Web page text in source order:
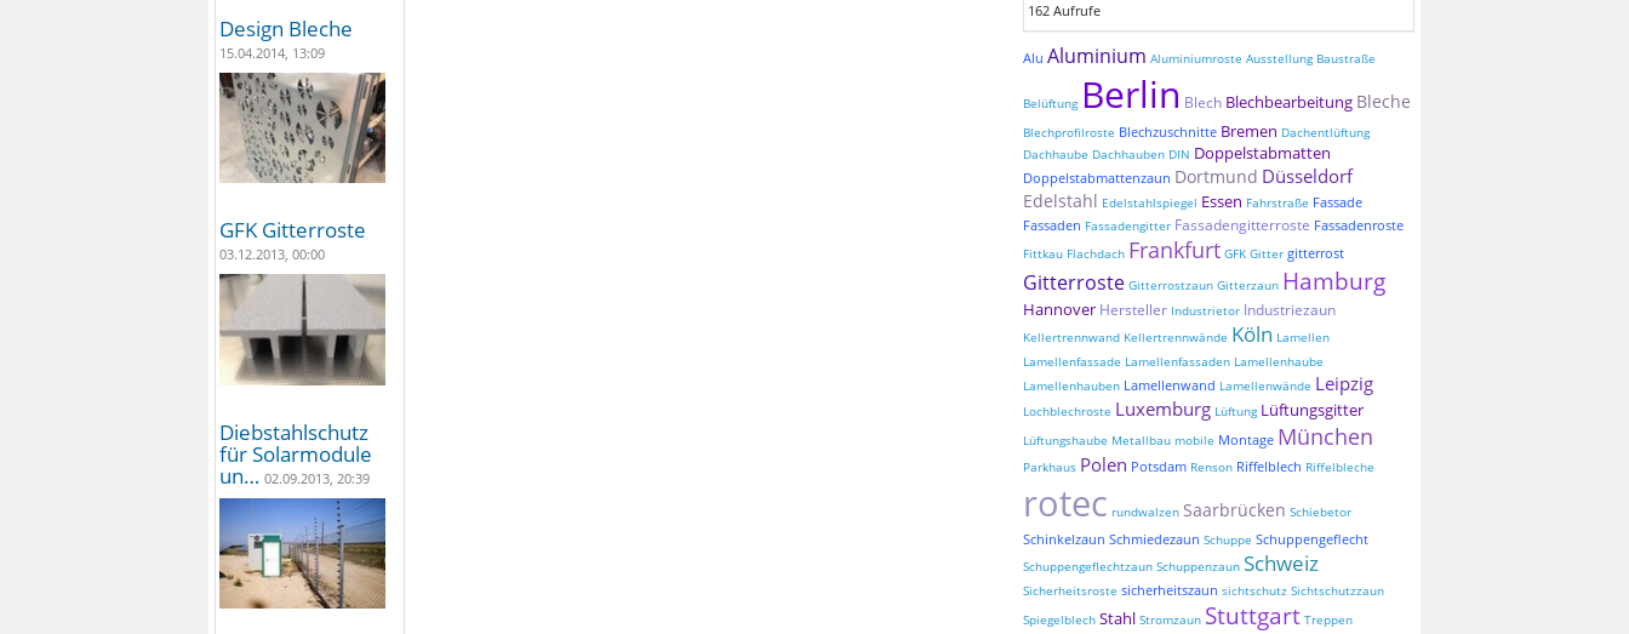
Design Bleche
15.04.2014, 13:09
GFK Gitterroste
03.12.2013, 00:00
Diebstahlschutz
für Solarmodule
un… 02.09.2013, 20:39
162 Aufrufe
Alu Aluminium Aluminiumroste Ausstellung Baustraße
Belüftung Berlin Blech Blechbearbeitung Bleche
Blechprofilroste Blechzuschnitte Bremen Dachentlüftung
Dachhaube Dachhauben DIN Doppelstabmatten
Doppelstabmattenzaun Dortmund Düsseldorf
Edelstahl Edelstahlspiegel Essen Fahrstraße Fassade
Fassaden Fassadengitter Fassadengitterroste Fassadenroste
Fittkau Flachdach Frankfurt GFK Gitter gitterrost
Gitterroste Gitterrostzaun Gitterzaun Hamburg
Hannover Hersteller Industrietor Industriezaun
Kellertrennwand Kellertrennwände Köln Lamellen
Lamellenfassade Lamellenfassaden Lamellenhaube
Lamellenhauben Lamellenwand Lamellenwände Leipzig
Lochblechroste Luxemburg Lüftung Lüftungsgitter
Lüftungshaube Metallbau mobile Montage München
Parkhaus Polen Potsdam Renson Riffelblech Riffelbleche
rotec rundwalzen Saarbrücken Schiebetor
Schinkelzaun Schmiedezaun Schuppe Schuppengeflecht
Schuppengeflechtzaun Schuppenzaun Schweiz
Sicherheitsroste sicherheitszaun sichtschutz Sichtschutzzaun
Spiegelblech Stahl Stromzaun Stuttgart Treppen